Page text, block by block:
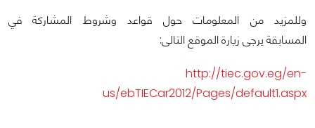
وللمزيد من المعلومات حول قواعد وشروط المشاركة في
المسابقة يرجى زيارة الموقع التالى:
http://tiec.gov.eg/en-
us/ebTIECar2012/Pages/default1.aspx